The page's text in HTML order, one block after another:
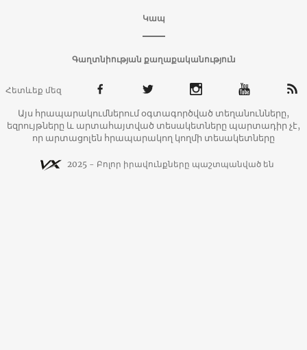
Կապ
Գաղտնիության քաղաքականություն
Հետևեք մեզ
Այս հրապարակումներում օգտագործված տեղանունները,
եզրույթները և արտահայտված տեսակետները պարտադիր չէ,
որ արտացոլեն հրապարակող կողմի տեսակետները
2025 - Բոլոր իրավունքները պաշտպանված են